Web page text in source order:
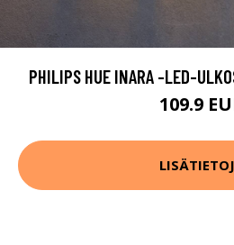
PHILIPS HUE INARA -LED-
109.9